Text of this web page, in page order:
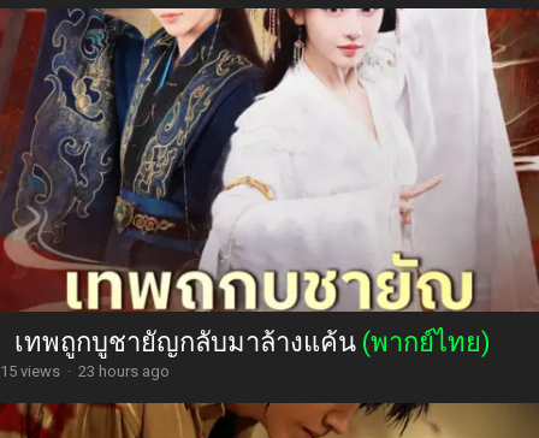
เทพถูกบูชายัญกลับมาล้างแค้น (พากย์ไทย)
15 views · 23 hours ago